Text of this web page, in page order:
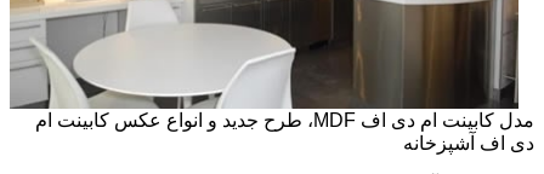
مدل کابینت ام دی اف MDF، طرح جدید و انواع عکس کابینت ام
دی اف آشپزخانه